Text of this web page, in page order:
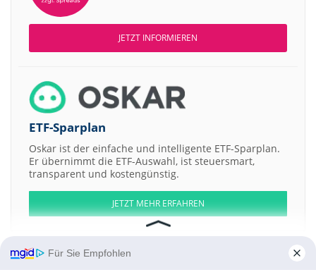
JETZT INFORMIEREN
ETF-Sparplan
Oskar ist der einfache und intelligente ETF-Sparplan.
Er übernimmt die ETF-Auswahl, ist steuersmart,
transparent und kostengünstig.
JETZT MEHR ERFAHREN
Für Sie Empfohlen